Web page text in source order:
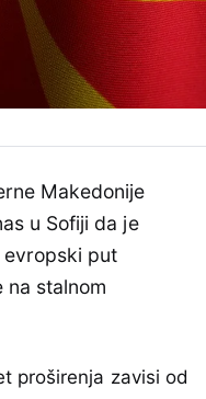
Makedonije
u Sofiji da je
put
na stalnom
proširenja zavisi od